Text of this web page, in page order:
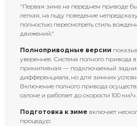
"Первая зима на переднем приводе
легкая, на льду поведение
полностью пересмотреть стиль
движений."
Полноприводные версии
увереннее. Система полного привода
примитивная — подключаемый
дифференциала, но для зимних
Включение полного привода
салоне и работает до скорости 100 км/ч.
Подготовка к зиме включает
процедур: